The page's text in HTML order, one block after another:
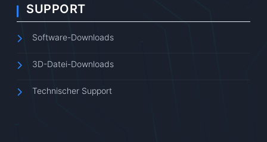
SUPPORT
Software-Downloads
3D-Datei-Downloads
Technischer Support